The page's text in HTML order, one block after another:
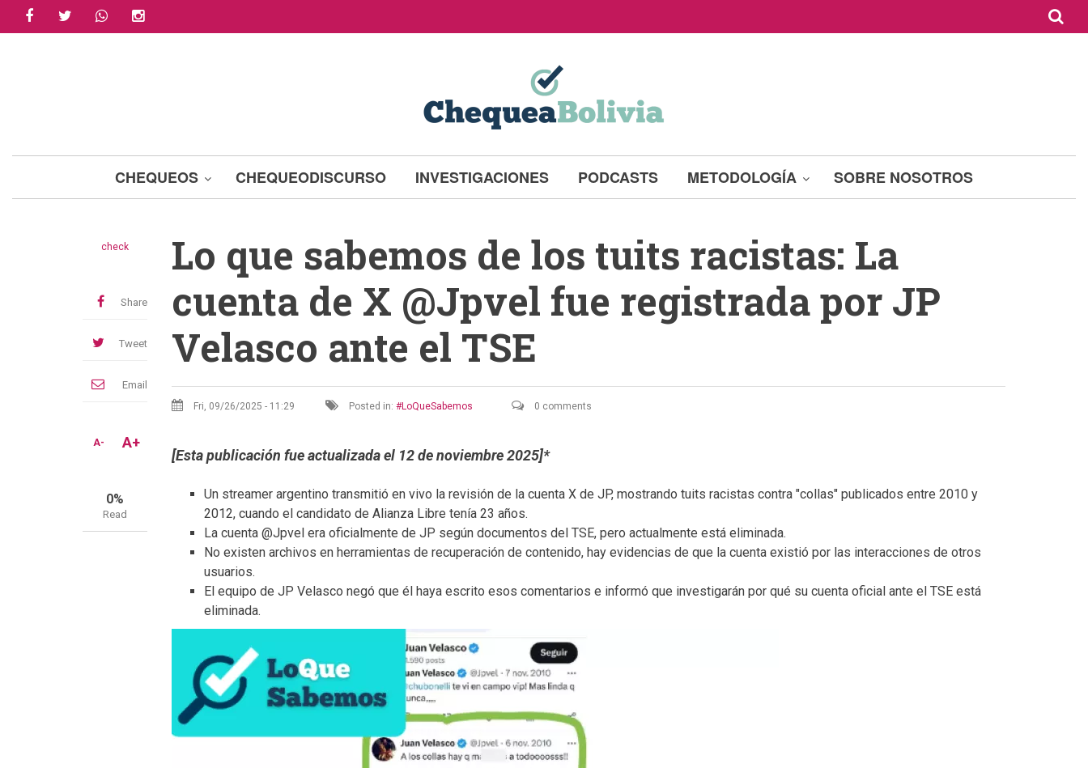
facebooktwitter whatsapp
CHEQUEOS CHEQUEODISCURSO INVESTIGACIONES PODCASTS METODOLOGÍA SOBRE NOSOTROS
check
Share
Tweet
Email
A- A+
0%
Read
Lo que sabemos de los tuits racistas: La
cuenta de X @Jpvel fue registrada por JP
Velasco ante el TSE
Fri, 09/26/2025 - 11:29 Posted in: LoQueSabemos 0 comments
[Esta publicación fue actualizada el 12 de noviembre 2025]*
Un streamer argentino transmitió en vivo la revisión de la cuenta X de JP, mostrando tuits racistas contra "collas" publicados entre 2010 y
2012, cuando el candidato de Alianza Libre tenía 23 años.
La cuenta @Jpvel era oficialmente de JP según documentos del TSE, pero actualmente está eliminada.
No existen archivos en herramientas de recuperación de contenido, hay evidencias de que la cuenta existió por las interacciones de otros
usuarios.
El equipo de JP Velasco negó que él haya escrito esos comentarios e informó que investigarán por qué su cuenta oficial ante el TSE está
eliminada.